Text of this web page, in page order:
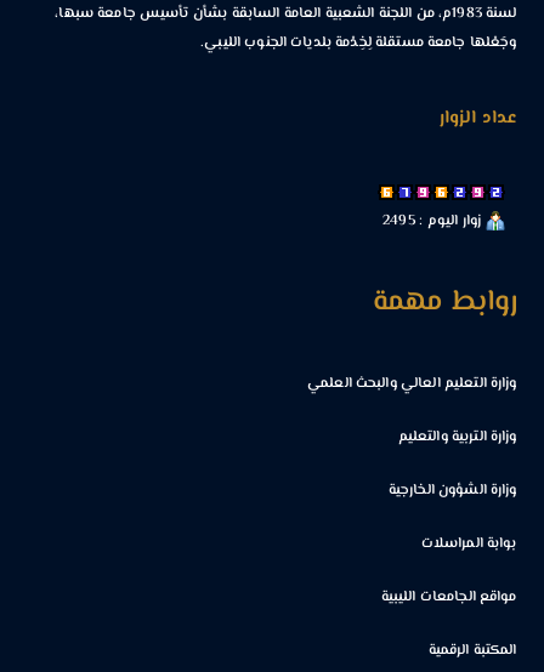
لسنة 1983م، من اللجنة الشعبية العامة السابقة بشأن تأسيس جامعة سبها،
وجَعْلها جامعة مستقلة لِخِدْمة بلديات الجنوب الليبي.
عداد الزوار
زوار اليوم : 2495
روابط مهمة
وزارة التعليم العالي والبحث العلمي
وزارة التربية والتعليم
وزارة الشؤون الخارجية
بوابة المراسلات
مواقع الجامعات الليبية
المكتبة الرقمية